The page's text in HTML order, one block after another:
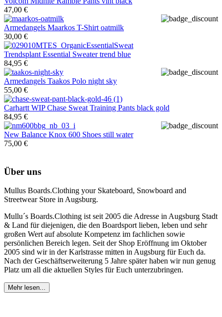
47,00 €
Armedangels Maarkos T-Shirt oatmilk
30,00 €
Trendsplant Essential Sweater trend blue
84,95 €
Armedangels Taakos Polo night sky
55,00 €
Carhartt WIPChase Sweat Training Pants black gold
84,95 €
New Balance Knox 600 Shoes still water
75,00 €
Über uns
Mullus Boards.Clothing your Skateboard, Snowboard and
Streetwear Store in Augsburg.
Mullu´s Boards.Clothing ist seit 2005 die Adresse in Augsburg Stadt
& Land für diejenigen, die den Boardsport lieben, leben und sehr
großen Wert auf absolute Kompetenz im fachlichen sowie
persönlichen Bereich legen. Seit der Shop Eröffnung im Oktober
2005 sind wir in der Karlstrasse mitten in Augsburg für Euch da.
Nach der Geschäftserweiterung 5 Jahre später haben wir nun genug
Platz um all die aktuellen Styles für Euch unterzubringen.
Mehr lesen...